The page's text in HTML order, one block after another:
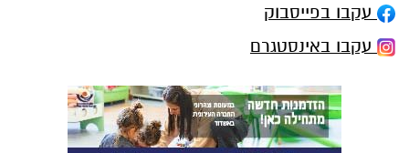
עקבו בפייסבוק
עקבו באינסטגרם